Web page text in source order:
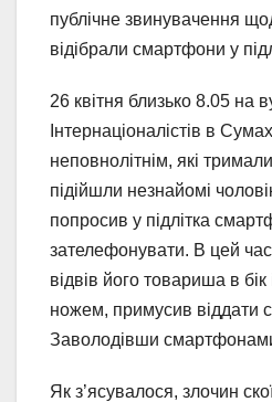
публічне звинувачення
відібрали смартфони у
26 квітня близько 8.05 на
Інтернаціоналістів в
неповнолітнім, які
підійшли незнайомі
попросив у підлітка
зателефонувати. В цей
відвів його товариша в
ножем, примусив віддати
Заволодівши
Як з’ясувалося, злочин